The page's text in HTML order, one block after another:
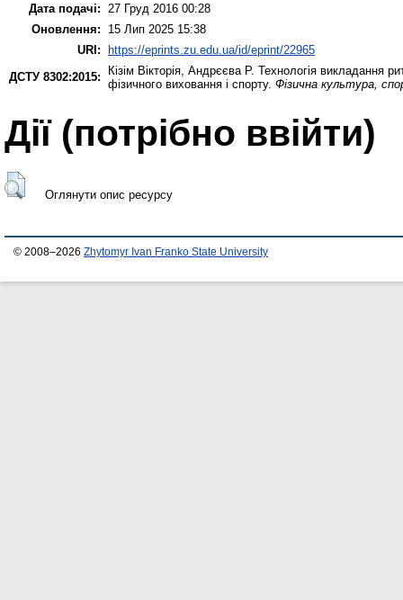
Дата подачі:
27 Груд 2016 00:28
Оновлення:
15 Лип 2025 15:38
URI: https://eprints.zu.edu.ua/id/eprint/22965
ДСТУ 8302:2015:
Кізім Вікторія Андрєєва Р. Технологія викладання
фізичного виховання і спорту. Фізична культура,
Дії ​​(потрібно ввійти)
Оглянути опис ресурсу
© 2008–2026 Zhytomyr Ivan Franko State University